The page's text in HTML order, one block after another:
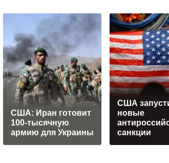
США: Иран готовит
100-тысячную
армию для Украины
США
новые
санкции